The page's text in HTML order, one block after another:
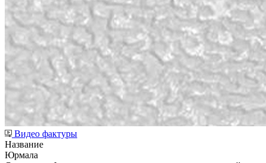
Видео фактуры
Название
Юрмала